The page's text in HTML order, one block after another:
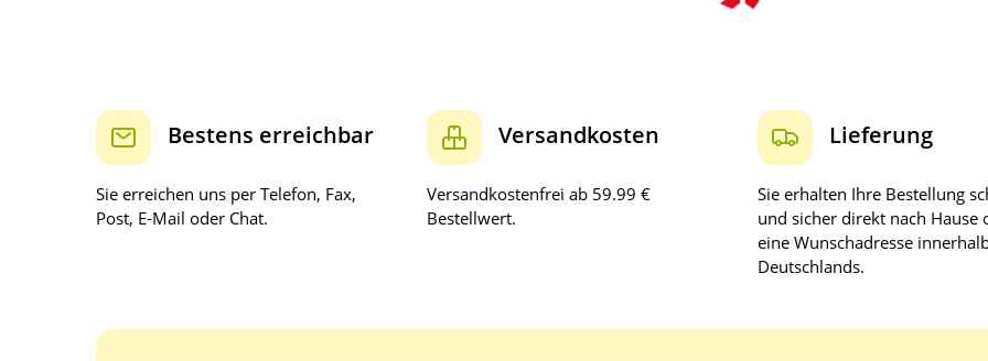
Bestens erreichbar
Sie erreichen uns per Telefon, Fax,
Post, E-Mail oder Chat.
Versandkosten
Versandkostenfrei ab 59.99 €
Bestellwert.
Lieferung
Sie erhalten Ihre Bestellung
und sicher direkt nach Hause
eine Wunschadresse
Deutschlands.